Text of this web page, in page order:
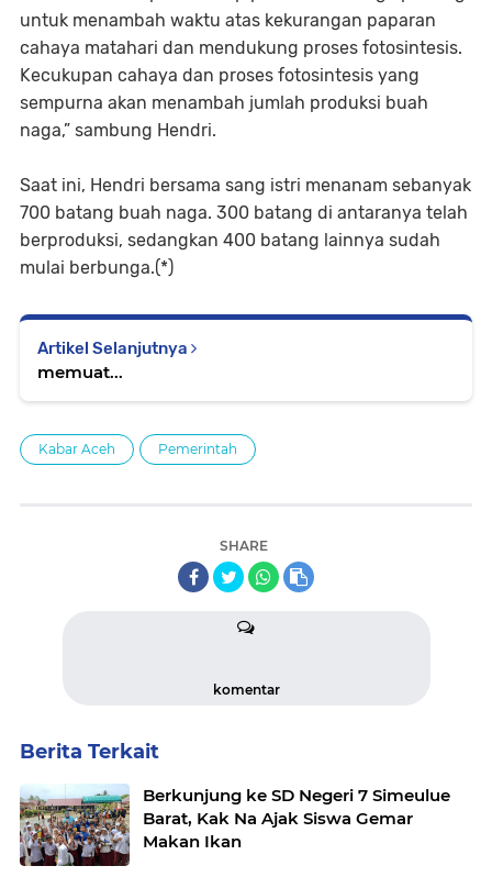
untuk menambah waktu atas kekurangan paparan
cahaya matahari dan mendukung proses fotosintesis.
Kecukupan cahaya dan proses fotosintesis yang
sempurna akan menambah jumlah produksi buah
naga,” sambung Hendri.
Saat ini, Hendri bersama sang istri menanam sebanyak
700 batang buah naga. 300 batang di antaranya telah
berproduksi, sedangkan 400 batang lainnya sudah
mulai berbunga.(*)
Artikel Selanjutnya
memuat...
Kabar Aceh Pemerintah
SHARE
komentar
Berita Terkait
Berkunjung ke SD Negeri 7 Simeulue
Barat, Kak Na Ajak Siswa Gemar
Makan Ikan